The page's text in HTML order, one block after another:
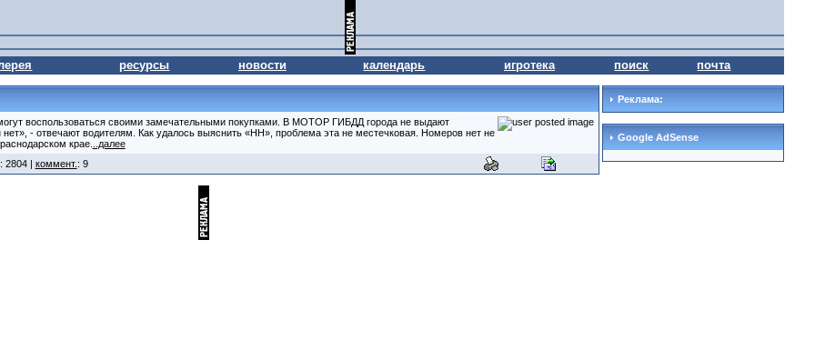
ресурсы новости календарь игротека поиск почта
воспользоваться своими замечательными покупками. В МОТОР ГИБДД города не выдают
- отвечают водителям. Как удалось выяснить «НН», проблема эта не местечковая. Номеров нет не
крае.
..далее
2804 | коммент. : 9
Реклама:
Google AdSense